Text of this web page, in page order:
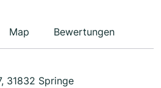
Map Bewertungen
31832 Springe